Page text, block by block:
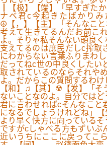
┃【极】【端】「早すぎた
ナベ君c今起きたばかり
☮【，】【主】「そんなこ
考えて生きてるんだお前こ
よ。そりゃ私そんない頭良
支えてるのは庶民だしc搾取
にわからない言葉ふりまわ
だってねc世の中良くしたい
取されているのならそれや
よ。だからこの質問するわ
【和】♫【其】☢【发】「そ
ないことなのよ。自分では
君に言わせればcそんなこと
になるでしょうけれどね」
より早く快方に向っている
ですがcしゃべる方もずいぶ
近いうちにここに戻ってこ